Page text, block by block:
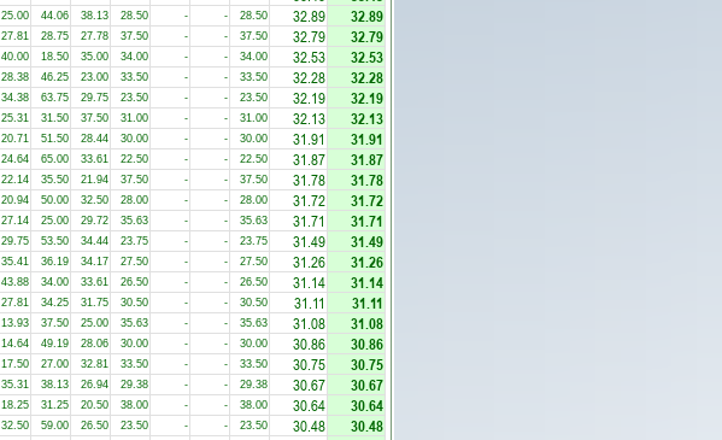
25.00 44.06 38.13 28.50 - - 28.50 32.89 32.89
27.81 28.75 27.78 37.50 - - 37.50 32.79 32.79
40.00 18.50 35.00 34.00 - - 34.00 32.53 32.53
28.38 46.25 23.00 33.50 - - 33.50 32.28 32.28
34.38 63.75 29.75 23.50 - - 23.50 32.19 32.19
25.31 31.50 37.50 31.00 - - 31.00 32.13 32.13
20.71 51.50 28.44 30.00 - - 30.00 31.91 31.91
24.64 65.00 33.61 22.50 - - 22.50 31.87 31.87
22.14 35.50 21.94 37.50 - - 37.50 31.78 31.78
20.94 50.00 32.50 28.00 - - 28.00 31.72 31.72
27.14 25.00 29.72 35.63 - - 35.63 31.71 31.71
29.75 53.50 34.44 23.75 - - 23.75 31.49 31.49
35.41 36.19 34.17 27.50 - - 27.50 31.26 31.26
43.88 34.00 33.61 26.50 - - 26.50 31.14 31.14
27.81 34.25 31.75 30.50 - - 30.50 31.11 31.11
13.93 37.50 25.00 35.63 - - 35.63 31.08 31.08
14.64 49.19 28.06 30.00 - - 30.00 30.86 30.86
17.50 27.00 32.81 33.50 - - 33.50 30.75 30.75
35.31 38.13 26.94 29.38 - - 29.38 30.67 30.67
18.25 31.25 20.50 38.00 - - 38.00 30.64 30.64
32.50 59.00 26.50 23.50 - - 23.50 30.48 30.48